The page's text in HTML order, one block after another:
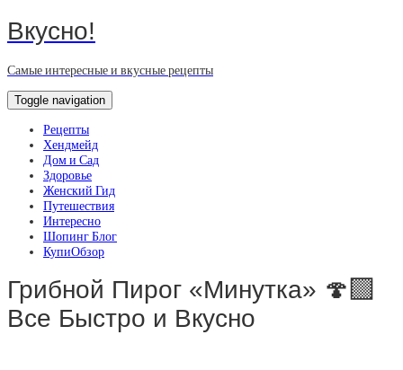
Вкусно!
Самые интересные и вкусные рецепты
Toggle navigation
Рецепты
Хендмейд
Дом и Сад
Здоровье
Женский Гид
Путешествия
Интересно
Шопинг Блог
КупиОбзор
Грибной Пирог «Минутка» 🍄‍🟫
Все Быстро и Вкусно